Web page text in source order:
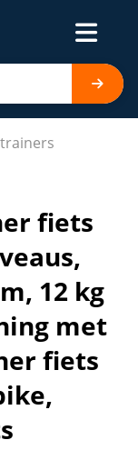
H - 32
fiets
12 kg
met
fiets